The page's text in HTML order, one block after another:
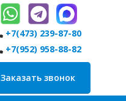
+7(473) 239-87-80
+7(952) 958-88-82
Заказать звонок